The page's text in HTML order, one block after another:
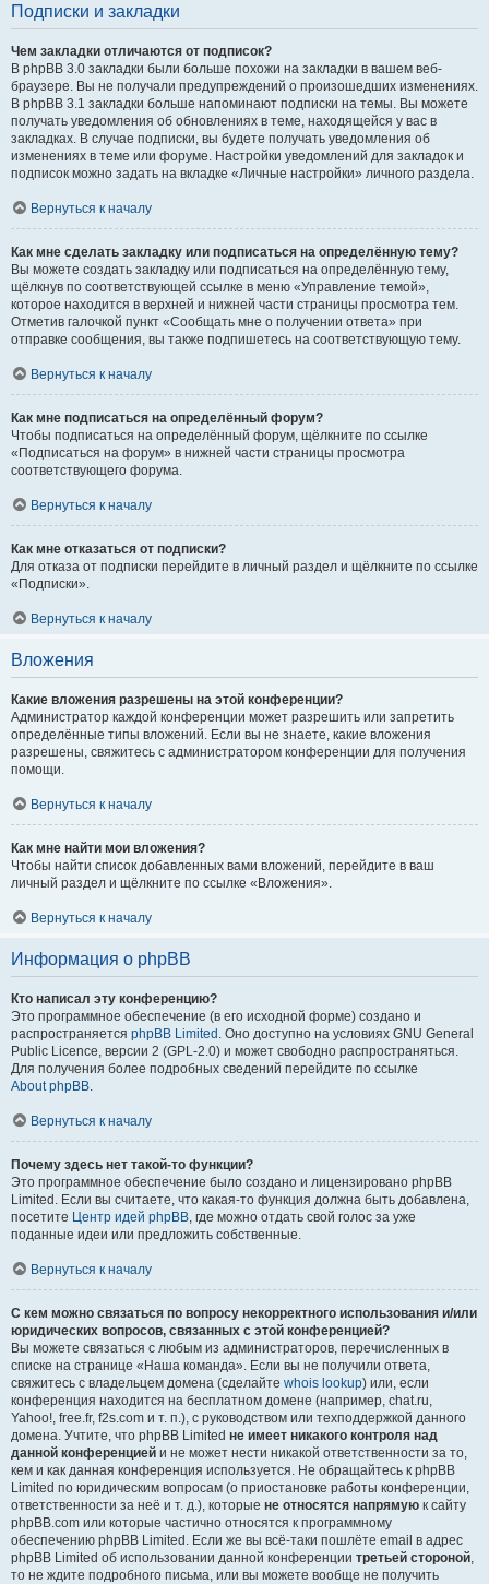
Подписки и закладки
Чем закладки отличаются от подписок?
В phpBB 3.0 закладки были больше похожи на закладки в вашем веб-
браузере. Вы не получали предупреждений о произошедших изменениях.
В phpBB 3.1 закладки больше напоминают подписки на темы. Вы можете
получать уведомления об обновлениях в теме, находящейся у вас в
закладках. В случае подписки, вы будете получать уведомления об
изменениях в теме или форуме. Настройки уведомлений для закладок и
подписок можно задать на вкладке «Личные настройки» личного раздела.
Вернуться к началу
Как мне сделать закладку или подписаться на определённую тему?
Вы можете создать закладку или подписаться на определённую тему,
щёлкнув по соответствующей ссылке в меню «Управление темой»,
которое находится в верхней и нижней части страницы просмотра тем.
Отметив галочкой пункт «Сообщать мне о получении ответа» при
отправке сообщения, вы также подпишетесь на соответствующую тему.
Вернуться к началу
Как мне подписаться на определённый форум?
Чтобы подписаться на определённый форум, щёлкните по ссылке
«Подписаться на форум» в нижней части страницы просмотра
соответствующего форума.
Вернуться к началу
Как мне отказаться от подписки?
Для отказа от подписки перейдите в личный раздел и щёлкните по ссылке
«Подписки».
Вернуться к началу
Вложения
Какие вложения разрешены на этой конференции?
Администратор каждой конференции может разрешить или запретить
определённые типы вложений. Если вы не знаете, какие вложения
разрешены, свяжитесь с администратором конференции для получения
помощи.
Вернуться к началу
Как мне найти мои вложения?
Чтобы найти список добавленных вами вложений, перейдите в ваш
личный раздел и щёлкните по ссылке «Вложения».
Вернуться к началу
Информация о phpBB
Кто написал эту конференцию?
Это программное обеспечение (в его исходной форме) создано и
распространяется phpBB Limited . Оно доступно на условиях GNU General
Public Licence, версии 2 (GPL-2.0) и может свободно распространяться.
Для получения более подробных сведений перейдите по ссылке
About phpBB.
Вернуться к началу
Почему здесь нет такой-то функции?
Это программное обеспечение было создано и лицензировано phpBB
Limited. Если вы считаете, что какая-то функция должна быть добавлена,
посетите Центр идей phpBB, где можно отдать свой голос за уже
поданные идеи или предложить собственные.
Вернуться к началу
С кем можно связаться по вопросу некорректного использования и/или
юридических вопросов, связанных с этой конференцией?
Вы можете связаться с любым из администраторов, перечисленных в
списке на странице «Наша команда». Если вы не получили ответа,
свяжитесь с владельцем домена (сделайте whois lookup) или, если
конференция находится на бесплатном домене (например, chat.ru,
Yahoo!, free.fr, f2s.com и т. п.), с руководством или техподдержкой данного
домена. Учтите, что phpBB Limited не имеет никакого контроля над
данной конференцией и не может нести никакой ответственности за то,
кем и как данная конференция используется. Не обращайтесь к phpBB
Limited по юридическим вопросам (о приостановке работы конференции,
ответственности за неё и т. д.), которые не относятся напрямую к сайту
phpBB.com или которые частично относятся к программному
обеспечению phpBB Limited. Если же вы всё-таки пошлёте email в адрес
phpBB Limited об использовании данной конференции третьей стороной,
то не ждите подробного письма, или вы можете вообще не получить